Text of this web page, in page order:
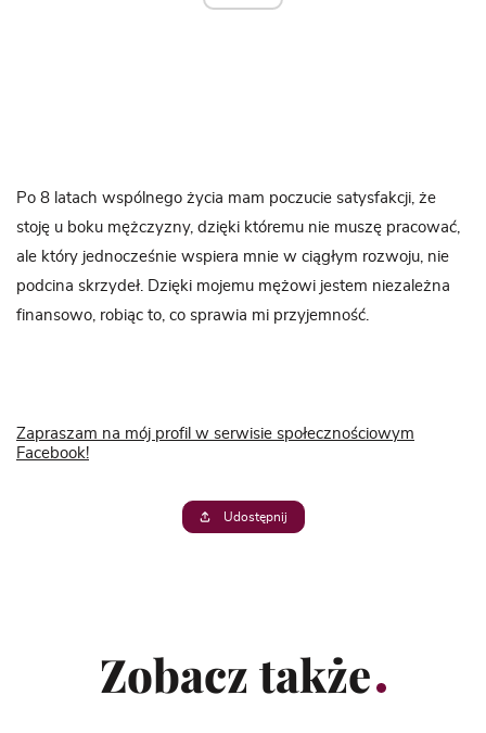
Po 8 latach wspólnego życia mam poczucie satysfakcji, że
stoję u boku mężczyzny, dzięki któremu nie muszę pracować,
ale który jednocześnie wspiera mnie w ciągłym rozwoju, nie
podcina skrzydeł. Dzięki mojemu mężowi jestem niezależna
finansowo, robiąc to, co sprawia mi przyjemność.
Zapraszam na mój profil w serwisie społecznościowym
Facebook!
Udostępnij
Zobacz także